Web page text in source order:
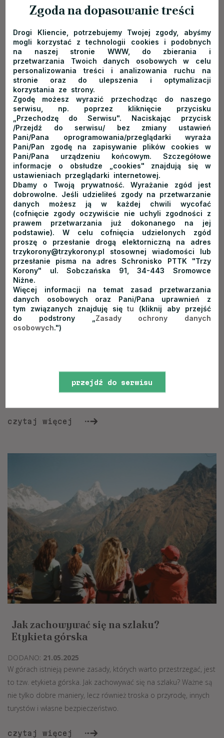
DODANO:04.06.2025
Marzy Ci się piknik w górach, pośród dzikiej przyrody i
malowniczych widoków? W artykule podpowiadamy, o czym
warto pamiętać, planując tego typu odpoczynek na świeżym
powietrzu. Przedstawiamy również najpiękniejsze i najbardziej
klimatyczne miejsca na niezapomniany piknik...
czytaj więcej
7 aplikacji przydatnych na górskim
szlaku
DODANO:28.05.2025
tymczasem inne będą nas ostrzegać przed niekorzystnymi
prognozami pogody lub nawet - wezwą w naszym imieniu
pomoc w trudnej sytuacji. Jakie aplikacje w góry warto mieć w...
czytaj więcej
Jak zachowywać się na szlaku?
Etykieta górska
DODANO: 21.05.2025
W górach istnieją pewne zasady, których warto przestrzegać, jest
to tzw. etykieta górska. Jak zachowywać się na szlaku? Ważne są
nie tylko dobre maniery, lecz również troska o przyrodę, innych
turystów i własne bezpieczeństwo.
czytaj więcej
Zgoda na dopasowanie treści
Drogi Kliencie, potrzebujemy Twojej zgody, abyśmy
mogli korzystać z technologii cookies i podobnych
na naszej stronie WWW, do zbierania i
przetwarzania Twoich danych osobowych w celu
personalizowania treści i analizowania ruchu na
stronie oraz do ulepszenia i optymalizacji
korzystania ze strony.
Zgodę możesz wyrazić przechodząc do naszego
serwisu, np. poprzez kliknięcie przycisku
„Przechodzę do Serwisu". Naciskając przycisk
/Przejdź do serwisu/ bez zmiany ustawień
Pani/Pana oprogramowania/przeglądarki wyraża
Pani/Pan zgodę na zapisywanie plików cookies w
Pani/Pana urządzeniu końcowym. Szczegółowe
informacje o obsłudze „cookies" znajdują się w
ustawieniach przeglądarki internetowej.
Dbamy o Twoją prywatność. Wyrażanie zgód jest
dobrowolne. Jeśli udzieliłeś zgody na przetwarzanie
danych możesz ją w każdej chwili wycofać
(cofnięcie zgody oczywiście nie uchyli zgodności z
prawem przetwarzania już dokonanego na jej
podstawie). W celu cofnięcia udzielonych zgód
proszę o przesłanie drogą elektorniczną na adres
trzykorony@trzykorony.pl stosownej wiadomości lub
przesłanie pisma na adres Schronisko PTTK "Trzy
Korony" ul. Sobczańska 91, 34-443 Sromowce
Niżne.
Więcej informacji na temat zasad przetwarzania
danych osobowych oraz Pani/Pana uprawnień z
tym związanych znajduję siętu (kliknij aby przejść
do podstrony „ Zasady ochrony danych
osobowych.")
przejdź do serwisu